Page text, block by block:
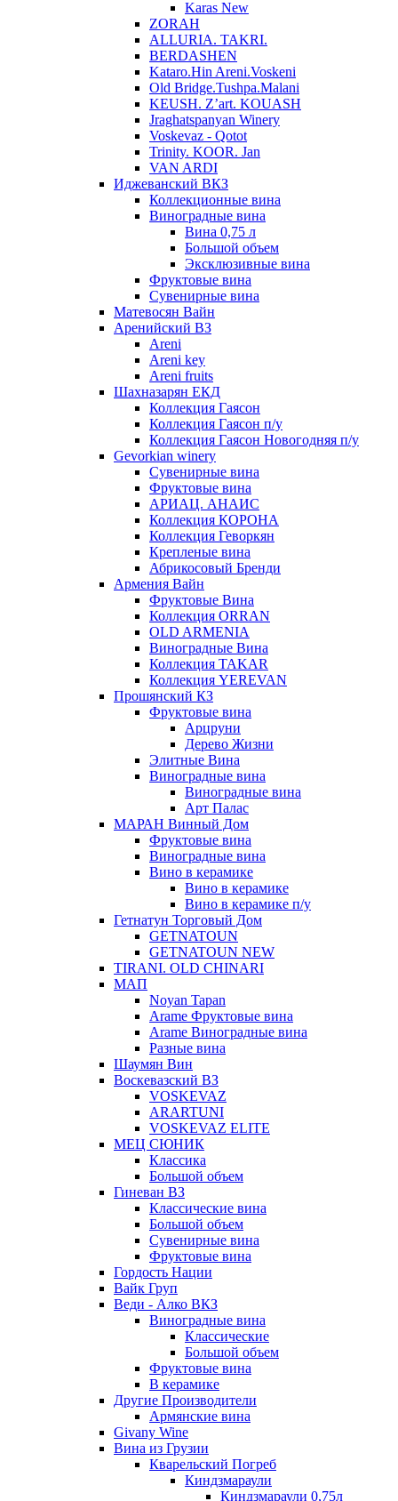
Karas New
ZORAH
ALLURIA. TAKRI.
BERDASHEN
Kataro.Hin Areni.Voskeni
Old Bridge.Tushpa.Malani
KEUSH. Z’art. KOUASH
Jraghatspanyan Winery
Voskevaz - Qotot
Trinity. KOOR. Jan
VAN ARDI
Иджеванский ВКЗ
Коллекционные вина
Виноградные вина
Вина 0,75 л
Большой объем
Эксклюзивные вина
Фруктовые вина
Cувенирные вина
Матевосян Вайн
Аренийский ВЗ
Areni
Areni key
Areni fruits
Шахназарян ЕКД
Коллекция Гаясон
Коллекция Гаясон п/у
Коллекция Гаясон Новогодняя п/у
Gevorkian winery
Сувенирные вина
Фруктовые вина
АРИАЦ. АНАИС
Коллекция КОРОНА
Коллекция Геворкян
Крепленые вина
Абрикосовый Бренди
Армения Вайн
Фруктовые Вина
Коллекция ORRAN
OLD ARMENIA
Виноградные Вина
Коллекция TAKAR
Коллекция YEREVAN
Прошянский КЗ
Фруктовые вина
Арцруни
Дерево Жизни
Элитные Вина
Виноградные вина
Виноградные вина
Арт Палас
МАРАН Винный Дом
Фруктовые вина
Виноградные вина
Вино в керамике
Вино в керамике
Вино в керамике п/у
Гетнатун Торговый Дом
GETNATOUN
GETNATOUN NEW
TIRANI. OLD CHINARI
МАП
Noyan Tapan
Arame Фруктовые вина
Arame Виноградные вина
Разные вина
Шаумян Вин
Воскевазский ВЗ
VOSKEVAZ
ARARTUNI
VOSKEVAZ ELITE
МЕЦ СЮНИК
Классика
Большой объем
Гиневан ВЗ
Классические вина
Большой объем
Сувенирные вина
Фруктовые вина
Гордость Нации
Вайк Груп
Веди - Алко ВКЗ
Виноградные вина
Классические
Большой объем
Фруктовые вина
В керамике
Другие Производители
Армянские вина
Givany Wine
Вина из Грузии
Кварельский Погреб
Киндзмараули
Киндзмараули 0,75л